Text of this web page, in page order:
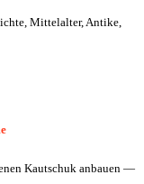
, Mittelalter,Antike,
Kautschuk anbauen —